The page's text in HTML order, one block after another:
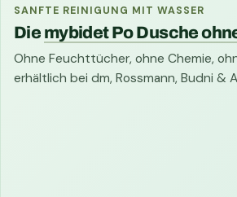
SANFTE REINIGUNG MIT WASSER
Die mybidet Po Dusche
Ohne Feuchttücher, ohne Chemie,
erhältlich bei dm, Rossmann, Budni &